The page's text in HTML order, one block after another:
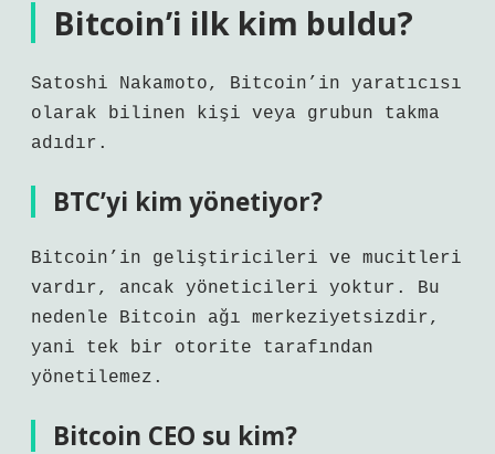
Bitcoin’i ilk kim buldu?
Satoshi Nakamoto, Bitcoin’in yaratıcısı
olarak bilinen kişi veya grubun takma
adıdır.
BTC’yi kim yönetiyor?
Bitcoin’in geliştiricileri ve mucitleri
vardır, ancak yöneticileri yoktur. Bu
nedenle Bitcoin ağı merkeziyetsizdir,
yani tek bir otorite tarafından
yönetilemez.
Bitcoin CEO su kim?